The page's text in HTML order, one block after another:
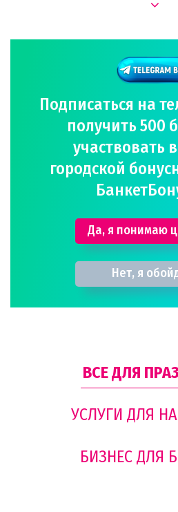
Подписаться на
получить 500
участвовать
городской
Да, я понимаю
Нет, я
ВСЕ ДЛЯ
УСЛУГИ ДЛЯ
БИЗНЕС ДЛЯ